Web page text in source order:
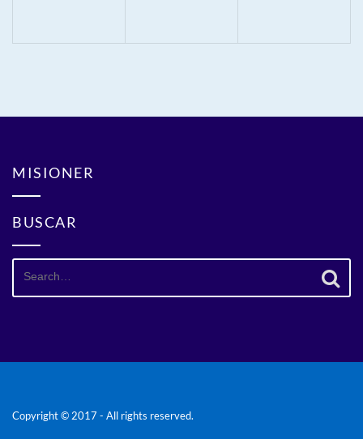
MISIONER
BUSCAR
Search
Copyright © 2017 - All rights reserved.